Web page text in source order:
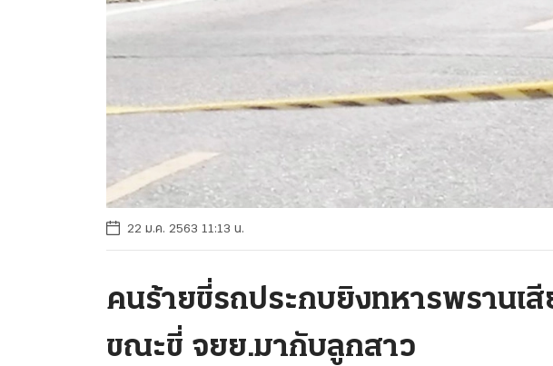
22 ม.ค. 2563 11:13 น.
คนร้ายขี่รถประกบยิงทหารพรานเ
ขณะขี่ จยย.มากับลูกสาว